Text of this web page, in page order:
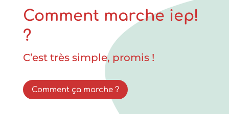
Comment marche iep!
?
C’est très simple, promis !
Comment ça marche ?